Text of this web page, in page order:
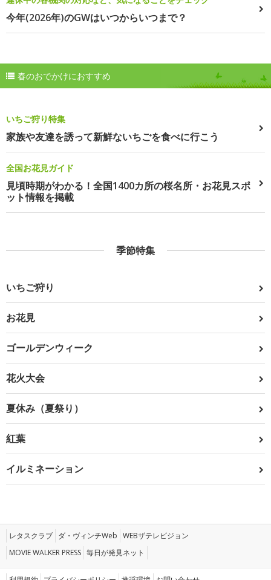
今年(2026年)のGWはいつからいつまで？
春のおでかけにおすすめ
いちご狩り特集
家族や友達を誘って新鮮ないちごを食べに行こう
全国お花見ガイド
見頃時期がわかる！全国1400カ所の桜名所・お花見スポ
ット情報を掲載
季節特集
いちご狩り
お花見
ゴールデンウィーク
花火大会
夏休み（夏祭り）
紅葉
イルミネーション
レタスクラブ ダ・ヴィンチWeb WEBザテレビジョン
MOVIE WALKER PRESS 毎日が発見ネット